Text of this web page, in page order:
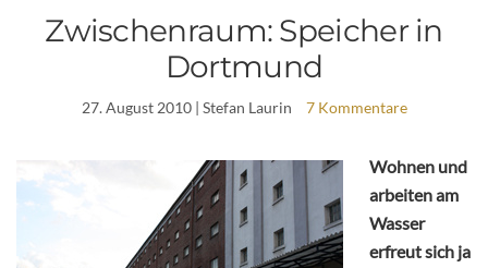
Zwischenraum: Speicher in
Dortmund
27. August 2010| Stefan Laurin 7 Kommentare
Wohnen und
arbeiten am
Wasser
erfreut sich ja